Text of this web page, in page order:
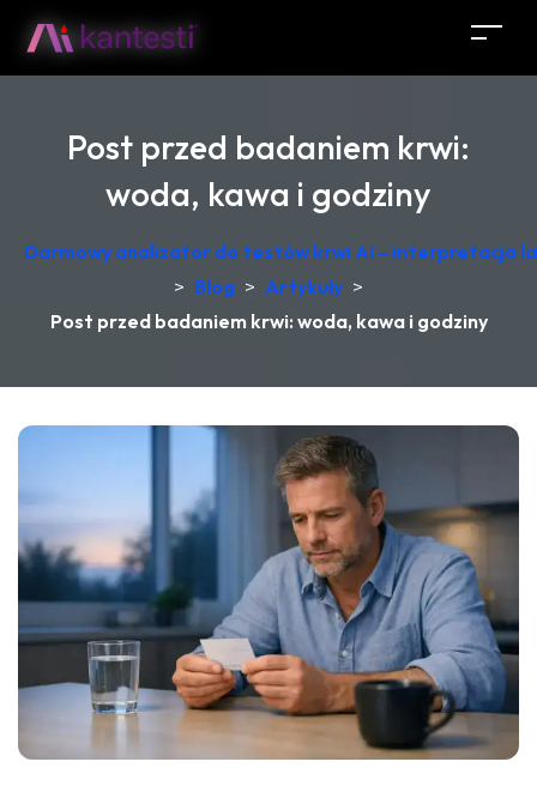
Post przed badaniem krwi:
woda, kawa i godziny
Darmowy analizator do testów krwi AI – interpretacja
> Blog > Artykuły >
Post przed badaniem krwi: woda, kawa i godziny